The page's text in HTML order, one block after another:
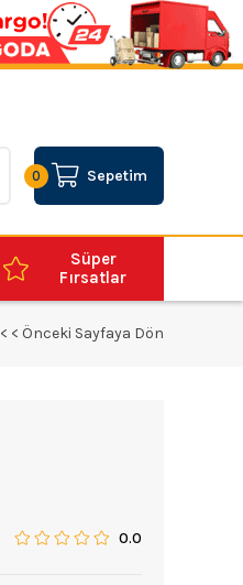
Sepetim
0
Süper
Fırsatlar
< < Önceki Sayfaya Dön
0.0